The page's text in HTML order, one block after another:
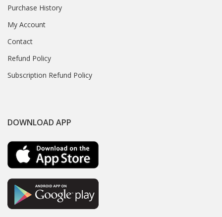
Purchase History
My Account
Contact
Refund Policy
Subscription Refund Policy
DOWNLOAD APP